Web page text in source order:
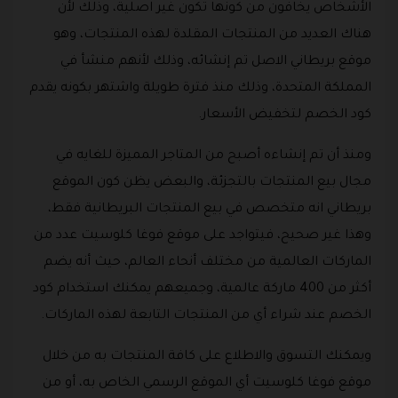
الأشخاص يخافون من كونها تكون غير اصلية، وذلك لأن
هناك العديد من المنتجات المقلدة لهذه المنتجات، وهو
موقع بريطاني الاصل تم إنشائه، وذلك لأنهم منشأ في
المملكة المتحدة، وذلك منذ فترة طويلة واشتهر بكونه يقدم
كود الخصم لتخفيض الأسعار.
ومنذ أن تم إنشاءه أصبح من المتاجر المميزة للغايه في
مجال بيع المنتجات بالتجزئة، والبعض يظن كون الموقع
بريطاني انه متخصص في بيع المنتجات البريطانية فقط،
وهذا غير صحيح، فيتواجد على موقع فوغا كلوسيت عدد من
الماركات العالمية من مختلف أنحاء العالم، حيث أنه يضم
أكثر من 400 ماركة عالمية، وجميعهم يمكنك استخدام كود
الخصم عند شراء أي من المنتجات التابعة لهذه الماركات.
ويمكنك التسوق والاطلاع على كافة المنتجات به من خلال
موقع فوغا كلوسيت أي الموقع الرسمي الخاص به، أو من